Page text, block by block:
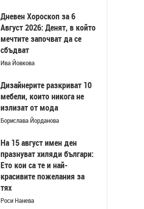
Дневен Хороскоп за 6
Август 2026: Денят, в който
мечтите започват да се
сбъдват
Ива Йовкова
Дизайнерите разкриват 10
мебели, които никога не
излизат от мода
Борислава Йорданова
На 15 август имен ден
празнуват хиляди българи:
Ето кои са те и най-
красивите пожелания за
тях
Роси Нанева